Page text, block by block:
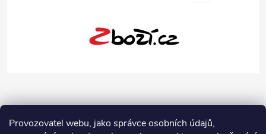
Provozovatel webu, jako správce osobních údajů,